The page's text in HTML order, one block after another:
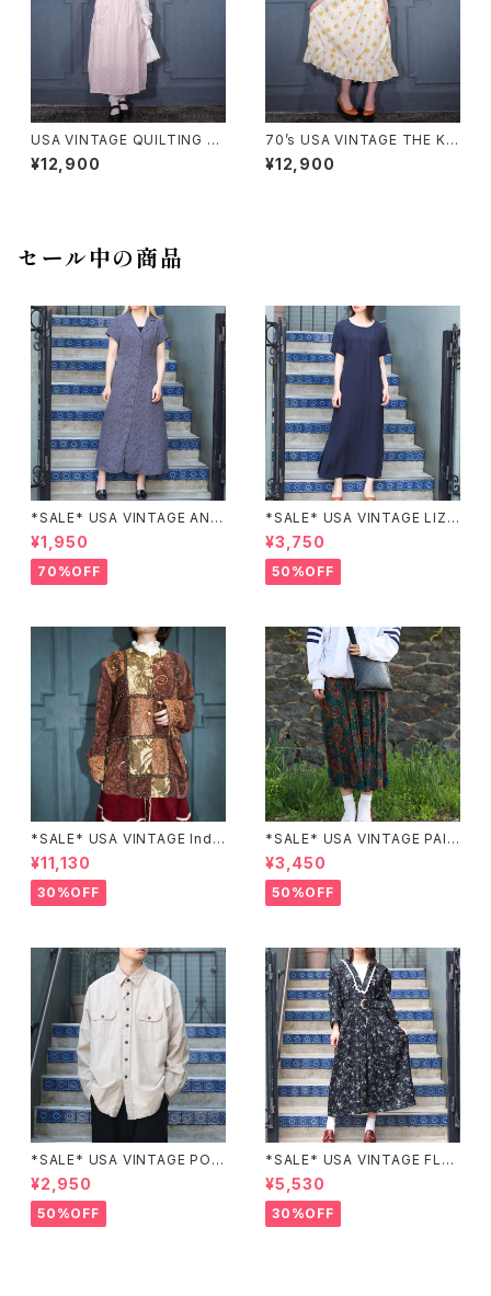
USA VINTAGE QUILTING FR
ILL DUCK DESIGN APRON
ONE PIECE/アメリカ古着キル
¥12,900
70’s USA VINTAGE THE KI
TCHEN WORKS STRAWBER
RY PATTERNED FRILL CRO
¥12,900
セール中の商品
*SALE* USA VINTAGE ANN
EX HALF SLEEVE FLOWER
PATTERNED ONE PIECE/ア
メリカ古着半袖花柄ワンピース
¥1,950
70%OFF
*SALE* USA VINTAGE LIZ c
laiborne EMBROIDERY DES
IGN NAVY ONE PIECE/アメリ
カ古着刺繍デザインネイビーワ
ンピース
¥3,750
50%OFF
*SALE* USA VINTAGE Indi
go moon PATCHWORK EM
BROIDERY DESIGN JACKE
T/アメリカ古着パッチワーク刺
繍ジャケット
¥11,130
30%OFF
*SALE* USA VINTAGE PAIS
LEY PATTERNED DESIGN S
KIRT/アメリカ古着ペイズリー
柄デザインスカート
¥3,450
50%OFF
*SALE* USA VINTAGE POC
KET DESIGN SHIRT/アメリカ
古着ポケットデザインシャツ
¥2,950
50%OFF
*SALE* USA VINTAGE FLO
WER PATTERNED LACE CO
LLAR BELTED ONE PIECE/
アメリカ古着花柄レース襟ベル
テッドワンピース
¥5,530
30%OFF